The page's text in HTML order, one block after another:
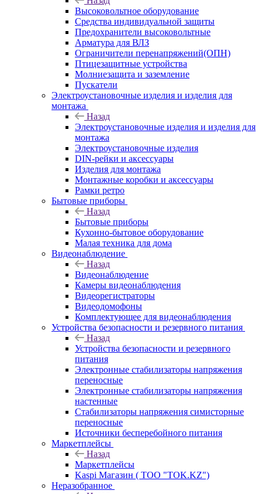
Высоковольтное оборудование
Средства индивидуальной защиты
Предохранители высоковольтные
Арматура для ВЛЗ
Ограничители перенапряжений(ОПН)
Птицезащитные устройства
Молниезащита и заземление
Пускатели
Электроустановочные изделия и изделия для
монтажа
Назад
Электроустановочные изделия и изделия для
монтажа
Электроустановочные изделия
DIN-рейки и аксессуары
Изделия для монтажа
Монтажные коробки и аксессуары
Рамки ретро
Бытовые приборы
Назад
Бытовые приборы
Кухонно-бытовое оборудование
Малая техника для дома
Видеонаблюдение
Назад
Видеонаблюдение
Камеры видеонаблюдения
Видеорегистраторы
Видеодомофоны
Комплектующее для видеонаблюдения
Устройства безопасности и резервного питания
Назад
Устройства безопасности и резервного
питания
Электронные стабилизаторы напряжения
переносные
Электронные стабилизаторы напряжения
настенные
Стабилизаторы напряжения симисторные
переносные
Источники бесперебойного питания
Маркетплейсы
Назад
Маркетплейсы
Kaspi Магазин ( ТОО "TOK.KZ")
Неразобранное